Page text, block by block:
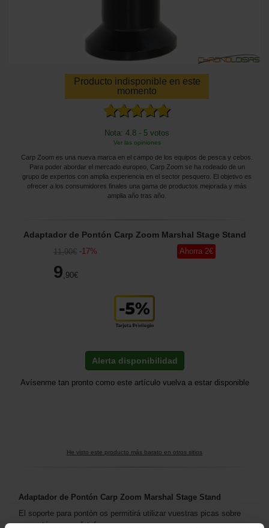
Producto indisponible en este
momento
Nota: 4.8 - 5 votos
Ver las opiniones
Carp Zoom es una nueva marca en el campo de los equipos de pesca y cebos.
Para poder abordar el mercado europeo, Carp Zoom se ha rodeado de un
grupo de expertos con amplia experiencia en el sector pesquero. El objetivo es
ofrecer a los consumidores finales una gama de productos mejorada y más
amplia año tras año.
Adaptador de Pontón Carp Zoom Marshal Stage Stand
11,90€ -17%
9,90€
Ahorra 2€
Alerta disponibilidad
Avísenme tan pronto como este artículo vuelva a estar disponible
He visto este producto más barato en otros sitios
Adaptador de Pontón Carp Zoom Marshal Stage Stand
El soporte para pontón os permitirá utilizar vuestras picas sobre
un pontón o una plataforma.